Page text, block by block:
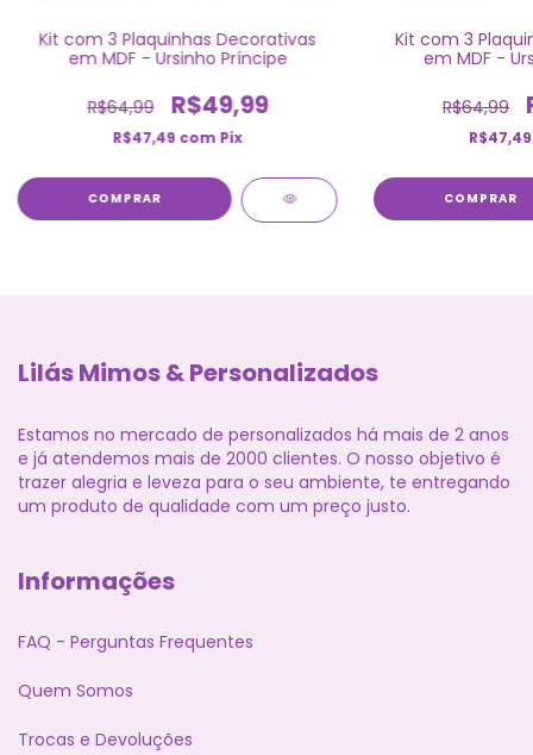
Kit com 3 Plaquinhas Decorativas
em MDF - Ursinho Príncipe
R$64,99 R$49,99
R$47,49 com Pix
COMPRAR
Kit com 3
em MDF -
R$64,99
COMPRAR
Lilás Mimos & Personalizados
Estamos no mercado de personalizados há mais de 2 anos
e já atendemos mais de 2000 clientes. O nosso objetivo é
trazer alegria e leveza para o seu ambiente, te entregando
um produto de qualidade com um preço justo.
Informações
FAQ - Perguntas Frequentes
Quem Somos
Trocas e Devoluções